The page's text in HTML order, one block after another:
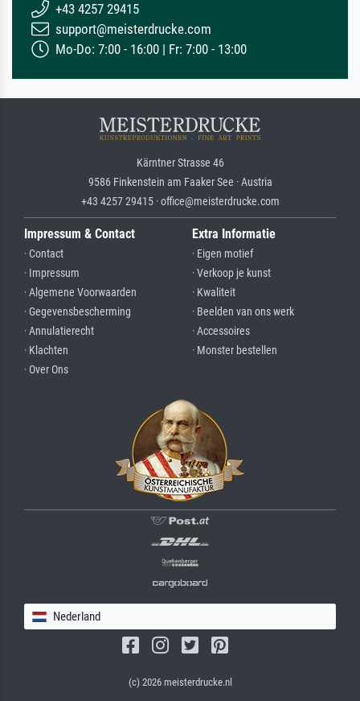
+43 4257 29415
support@meisterdrucke.com
Mo-Do: 7:00 - 16:00 | Fr: 7:00 - 13:00
Kärntner Strasse 46
9586 Finkenstein am Faaker See · Austria
+43 4257 29415 · office@meisterdrucke.com
Impressum & Contact
· Contact
· Impressum
· Algemene Voorwaarden
· Gegevensbescherming
· Annulatierecht
· Klachten
· Over Ons
Extra Informatie
· Eigen motief
· Verkoop je kunst
· Kwaliteit
· Beelden van ons werk
· Accessoires
· Monster bestellen
Nederland
(c) 2026 meisterdrucke.nl